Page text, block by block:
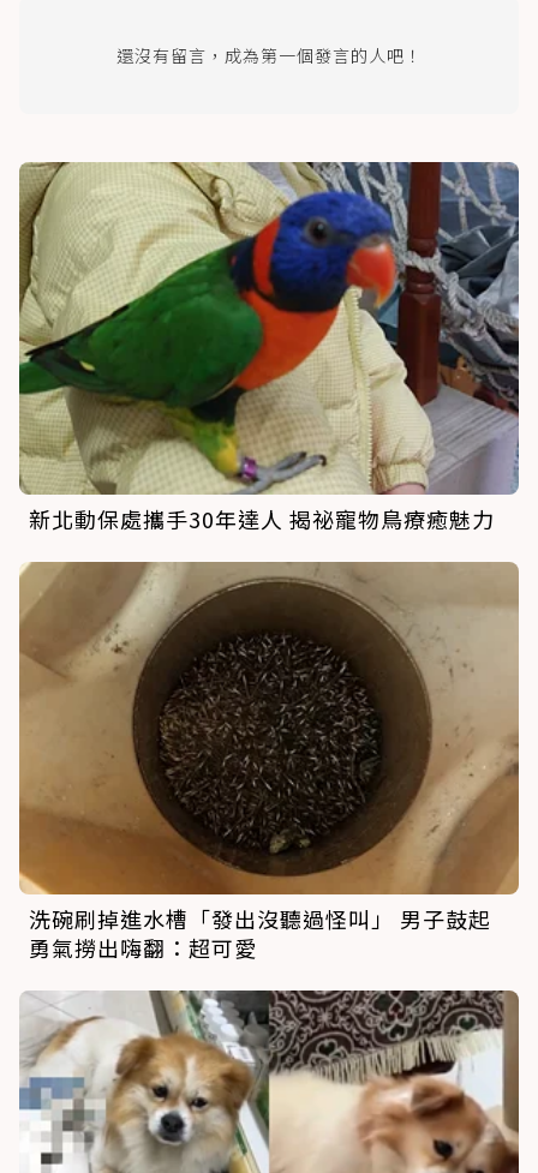
還沒有留言，成為第一個發言的人吧！
新北動保處攜手30年達人 揭祕寵物鳥療癒魅力
洗碗刷掉進水槽「發出沒聽過怪叫」 男子鼓起
勇氣撈出嗨翻：超可愛